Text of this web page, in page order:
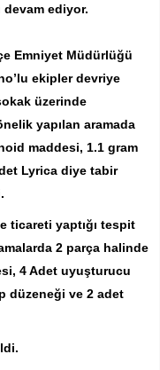
devam ediyor.
Emniyet Müdürlüğü
ekipler devriye
üzerinde
yapılan aramada
maddesi, 1.1 gram
Lyrica diye tabir
ticareti yaptığı tespit
2 parça halinde
4 Adet uyuşturucu
düzeneği ve 2 adet